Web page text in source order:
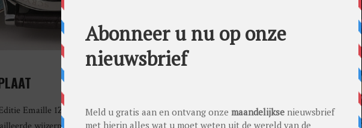
Emaille 1Z de horlogehistorie middels het gebruik van een handgewonden